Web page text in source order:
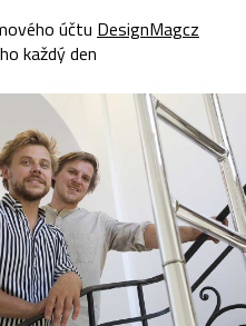
účtu DesignMagcz
každý den